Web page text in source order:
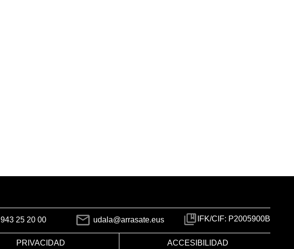
943 25 20 00 udala@arrasate.eus IFK/CIF: P2005900B
PRIVACIDAD ACCESIBILIDAD